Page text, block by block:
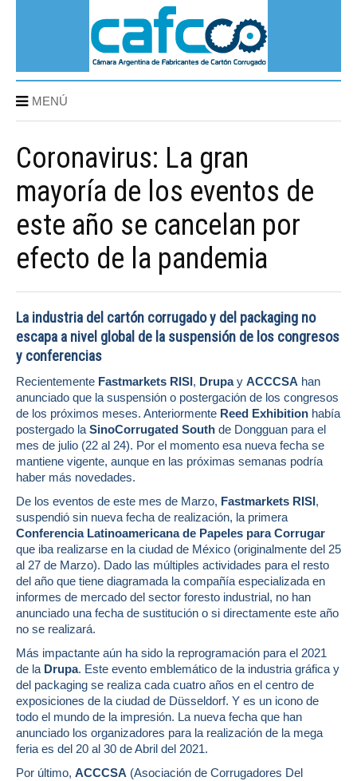
MENÚ
Coronavirus: La gran
mayoría de los eventos de
este año se cancelan por
efecto de la pandemia
La industria del cartón corrugado y del packaging no
escapa a nivel global de la suspensión de los congresos
y conferencias
Recientemente Fastmarkets RISI, Drupay ACCCSA han
anunciado que la suspensión o postergación de los congresos
de los próximos meses. Anteriormente Reed Exhibition había
postergado la SinoCorrugated South de Dongguan para el
mes de julio (22 al 24). Por el momento esa nueva fecha se
mantiene vigente, aunque en las próximas semanas podría
haber más novedades.
De los eventos de este mes de Marzo, Fastmarkets RISI,
suspendió sin nueva fecha de realización, la primera
Conferencia Latinoamericana de Papeles para Corrugar
que iba realizarse en la ciudad de México (originalmente del 25
al 27 de Marzo). Dado las múltiples actividades para el resto
del año que tiene diagramada la compañía especializada en
informes de mercado del sector foresto industrial, no han
anunciado una fecha de sustitución o si directamente este año
no se realizará.
Más impactante aún ha sido la reprogramación para el 2021
de la Drupa. Este evento emblemático de la industria gráfica y
del packaging se realiza cada cuatro años en el centro de
exposiciones de la ciudad de Düsseldorf. Y es un icono de
todo el mundo de la impresión. La nueva fecha que han
anunciado los organizadores para la realización de la mega
feria es del 20 al 30 de Abril del 2021.
Por último, ACCCSA (Asociación de Corrugadores Del